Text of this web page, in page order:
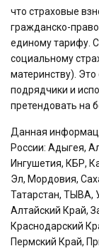
что страховые
гражданско-
единому тарифу.
социальному
материнству).
подрядчики и
претендовать на
Данная
России: Адыгея,
Ингушетия, КБР,
Эл, Мордовия,
Татарстан, ТЫВА,
Алтайский Край,
Краснодарский
Пермский Край,